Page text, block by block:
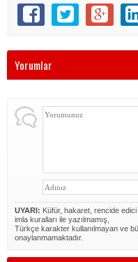
Yorumlar
UYARI: Küfür, hakaret, rencide
imla kuralları ile yazılmamış,
Türkçe karakter kullanılmayan ve
onaylanmamaktadır.